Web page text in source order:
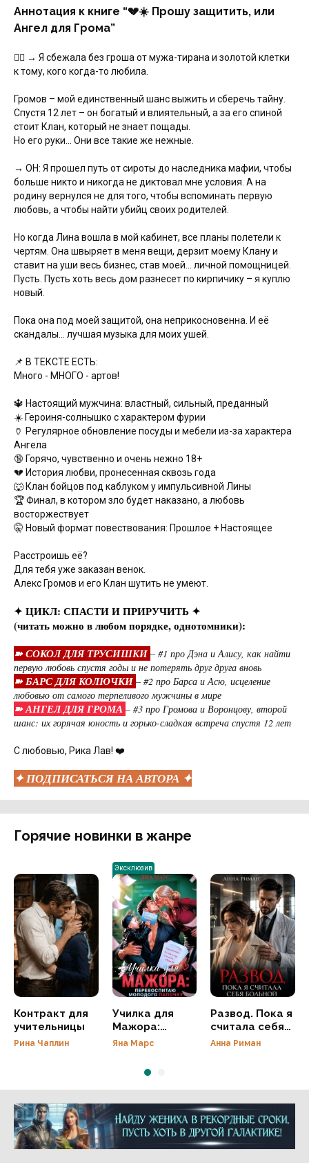
Аннотация к книге “💔☀️ Прошу защитить, или
Ангел для Грома”
❤️‍🔥 → Я сбежала без гроша от мужа-тирана и золотой клетки
к тому, кого когда-то любила.
Громов – мой единственный шанс выжить и сберечь тайну.
Спустя 12 лет – он богатый и влиятельный, а за его спиной
стоит Клан, который не знает пощады.
Но его руки... Они все такие же нежные.
→ ОН: Я прошел путь от сироты до наследника мафии, чтобы
больше никто и никогда не диктовал мне условия. А на
родину вернулся не для того, чтобы вспоминать первую
любовь, а чтобы найти убийц своих родителей.
Но когда Лина вошла в мой кабинет, все планы полетели к
чертям. Она швыряет в меня вещи, дерзит моему Клану и
ставит на уши весь бизнес, став моей... личной помощницей.
Пусть. Пусть хоть весь дом разнесет по кирпичику – я куплю
новый.
Пока она под моей защитой, она неприкосновенна. И её
скандалы... лучшая музыка для моих ушей.
📌 В ТЕКСТЕ ЕСТЬ:
Много - МНОГО - артов!
🔱 Настоящий мужчина: властный, сильный, преданный
☀️ Героиня-солнышко с характером фурии
🏺 Регулярное обновление посуды и мебели из-за характера
Ангела
🔞 Горячо, чувственно и очень нежно 18+
💔 История любви, пронесенная сквозь года
🐺 Клан бойцов под каблуком у импульсивной Лины
🏆 Финал, в котором зло будет наказано, а любовь
восторжествует
🤫 Новый формат повествования: Прошлое + Настоящее
Расстроишь её?
Для тебя уже заказан венок.
Алекс Громов и его Клан шутить не умеют.
✦ ЦИКЛ: СПАСТИ И ПРИРУЧИТЬ ✦
(читать можно в любом порядке, однотомники):
➽ СОКОЛ ДЛЯ ТРУСИШКИ – #1 про Дэна и Алису, как найти
первую любовь спустя годы и не потерять друг друга вновь
➽ БАРС ДЛЯ КОЛЮЧКИ – #2 про Барса и Асю, исцеление
любовью от самого терпеливого мужчины в мире
➽ АНГЕЛ ДЛЯ ГРОМА – #3 про Громова и Воронцову, второй
шанс: их горячая юность и горько-сладкая встреча спустя 12 лет
С любовью, Рика Лав! ❤️
✦ ПОДПИСАТЬСЯ НА АВТОРА ✦
Горячие новинки в жанре
Контракт для
учительницы
Рина Чаплин
Эксклюзив
Училка для
Мажора:
перевоспитаю
Папочку
Яна Марс
Развод. Пока я
считала себя
больной
Анна Риман
Реклама 16+ АО «ЛитГород»